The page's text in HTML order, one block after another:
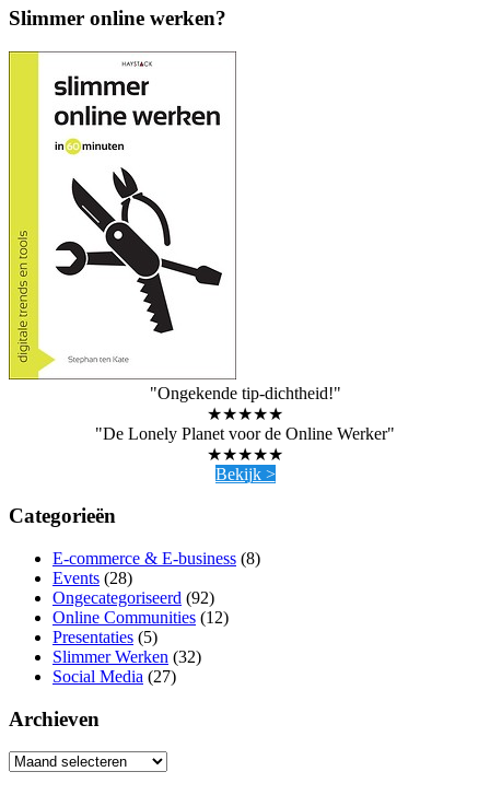
Slimmer online werken?
"Ongekende tip-dichtheid!"
★★★★★
"De Lonely Planet voor de Online Werker"
★★★★★
Bekijk >
Categorieën
E-commerce & E-business (8)
Events (28)
Ongecategoriseerd (92)
Online Communities (12)
Presentaties (5)
Slimmer Werken (32)
Social Media (27)
Archieven
Archieven